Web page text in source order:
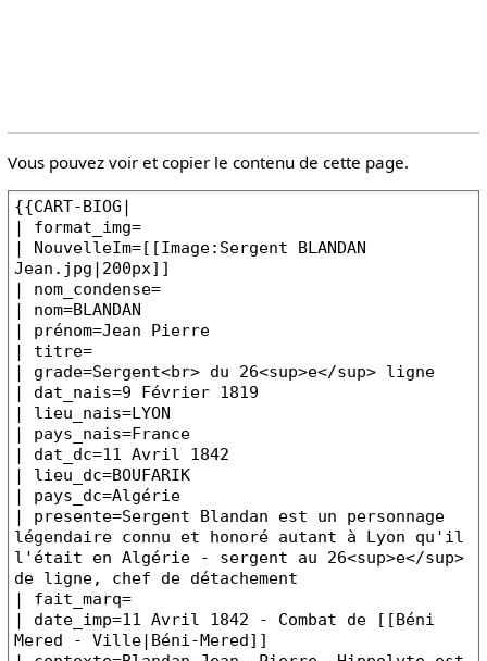
Vous pouvez voir et copier le contenu de cette page.